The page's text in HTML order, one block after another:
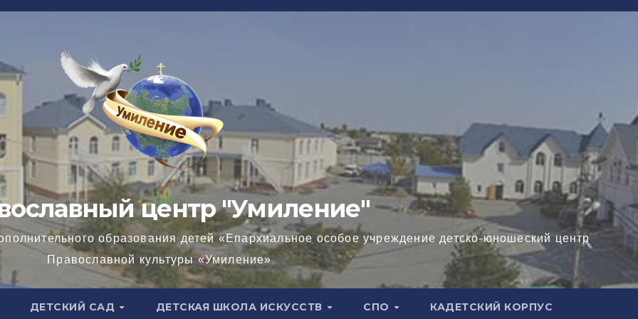
центр "Умиление"
образования детей «Епархиальное особое учреждение детско-юношеский центр
Православной культуры «Умиление»
ДЕТСКИЙ САД ДЕТСКАЯ ШКОЛА ИСКУССТВ СПО КАДЕТСКИЙ КОРПУС